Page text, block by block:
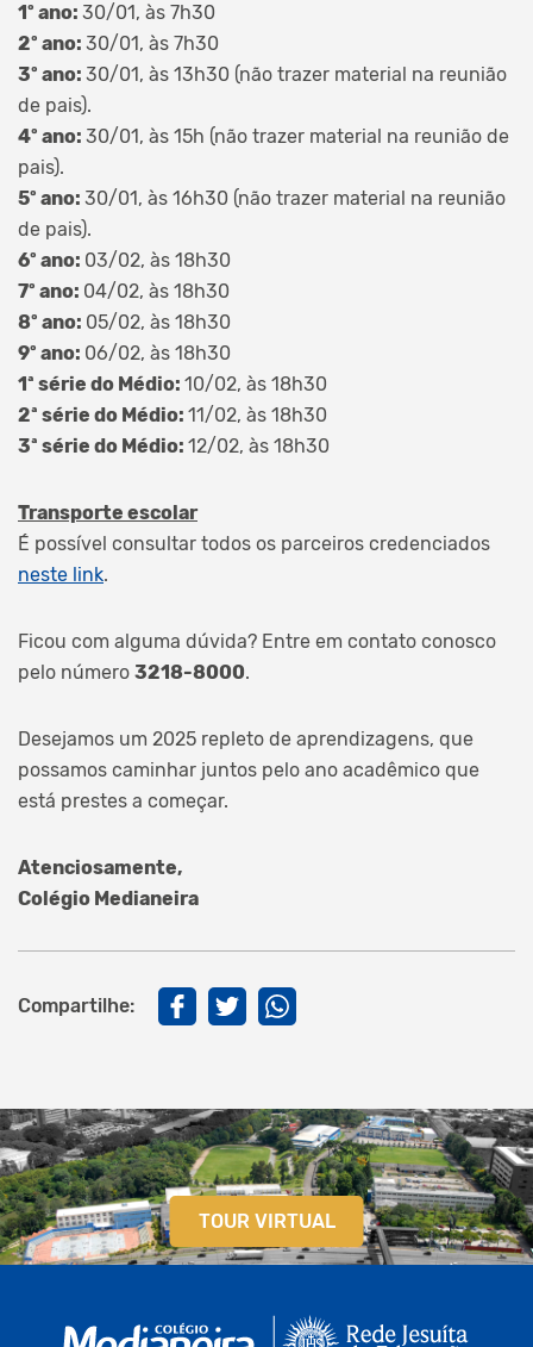
1º ano: 30/01, às 7h30
2º ano: 30/01, às 7h30
3º ano: 30/01, às 13h30 (não trazer material na reunião
de pais).
4º ano: 30/01, às 15h (não trazer material na reunião de
pais).
5º ano: 30/01, às 16h30 (não trazer material na reunião
de pais).
6º ano: 03/02, às 18h30
7º ano: 04/02, às 18h30
8º ano: 05/02, às 18h30
9º ano: 06/02, às 18h30
1ª série do Médio: 10/02, às 18h30
2ª série do Médio: 11/02, às 18h30
3ª série do Médio: 12/02, às 18h30
Transporte escolar
É possível consultar todos os parceiros credenciados
neste link.
Ficou com alguma dúvida? Entre em contato conosco
pelo número 3218-8000.
Desejamos um 2025 repleto de aprendizagens, que
possamos caminhar juntos pelo ano acadêmico que
está prestes a começar.
Atenciosamente,
Colégio Medianeira
Compartilhe:
TOUR VIRTUAL